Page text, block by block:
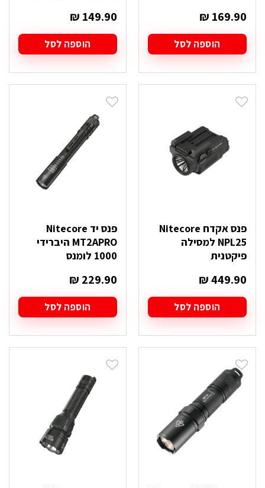
₪ 169.90
הוספה לסל
₪ 149.90
הוספה לסל
פנס אקדח Nitecore
NPL25 למסילה
פיקטנית
₪449.90
הוספה לסל
פנס יד Nitecore
MT2APRO היברידי
1000 לומנס
₪ 229.90
הוספה לסל